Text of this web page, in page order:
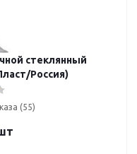
стеклянный
Россия)
(55)